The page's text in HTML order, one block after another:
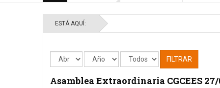
ESTÁ AQUÍ:
FILTRAR
Asamblea Extraordinaria CGCEES 27/